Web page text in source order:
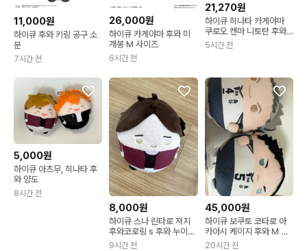
11,000원
하이큐 후와 키링 공구 소
분
7시간 전
26,000원
하이큐 카게야마 후와 미
개봉 M 사이즈
6시간 전
21,270원
하이큐 히나타 카게야마
쿠로오 켄마 니토탄 후와
아크릴 카라스노 네코마
5시간 전
5,000원
하이큐 아츠무, 히나타 후
와 양도
8시간 전
8,000원
하이큐 스나 린타로 져지
후와코로링 s 후와 누이구
루미 인형
9시간 전
45,000원
하이큐 보쿠토 코타로 아
카아시 케이지 후와 M 일
괼 판매
20시간 전